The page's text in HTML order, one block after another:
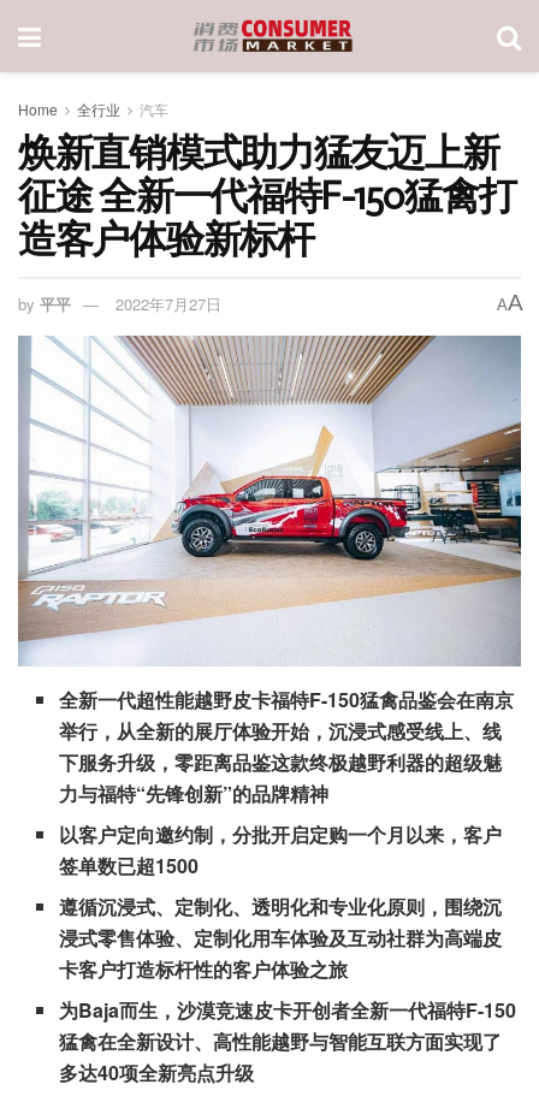
Home 全行业 汽车
焕新直销模式助力猛友迈上新
征途 全新一代福特F-150猛禽打
造客户体验新标杆
by 平平 2022年7月27日 AA
全新一代超性能越野皮卡福特F-150猛禽品鉴会在南京
举行，从全新的展厅体验开始，沉浸式感受线上、线
下服务升级，零距离品鉴这款终极越野利器的超级魅
力与福特“先锋创新”的品牌精神
以客户定向邀约制，分批开启定购一个月以来，客户
签单数已超1500
遵循沉浸式、定制化、透明化和专业化原则，围绕沉
浸式零售体验、定制化用车体验及互动社群为高端皮
卡客户打造标杆性的客户体验之旅
为Baja而生，沙漠竞速皮卡开创者全新一代福特F-150
猛禽在全新设计、高性能越野与智能互联方面实现了
多达40项全新亮点升级